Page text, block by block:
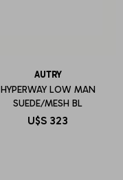
AUTRY
HYPERWAY LOW MAN
SUEDE/MESH BL
U$S 323